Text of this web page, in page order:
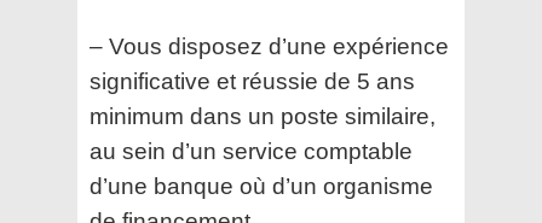
– Vous disposez d’une expérience
significative et réussie de 5 ans
minimum dans un poste similaire,
au sein d’un service comptable
d’une banque où d’un organisme